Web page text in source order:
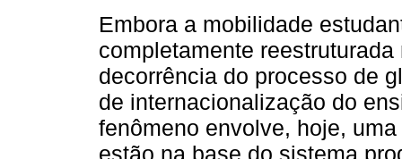
Embora a mobilidade
completamente
decorrência do processo de
de internacionalização do
fenômeno envolve, hoje,
estão na base do sistema